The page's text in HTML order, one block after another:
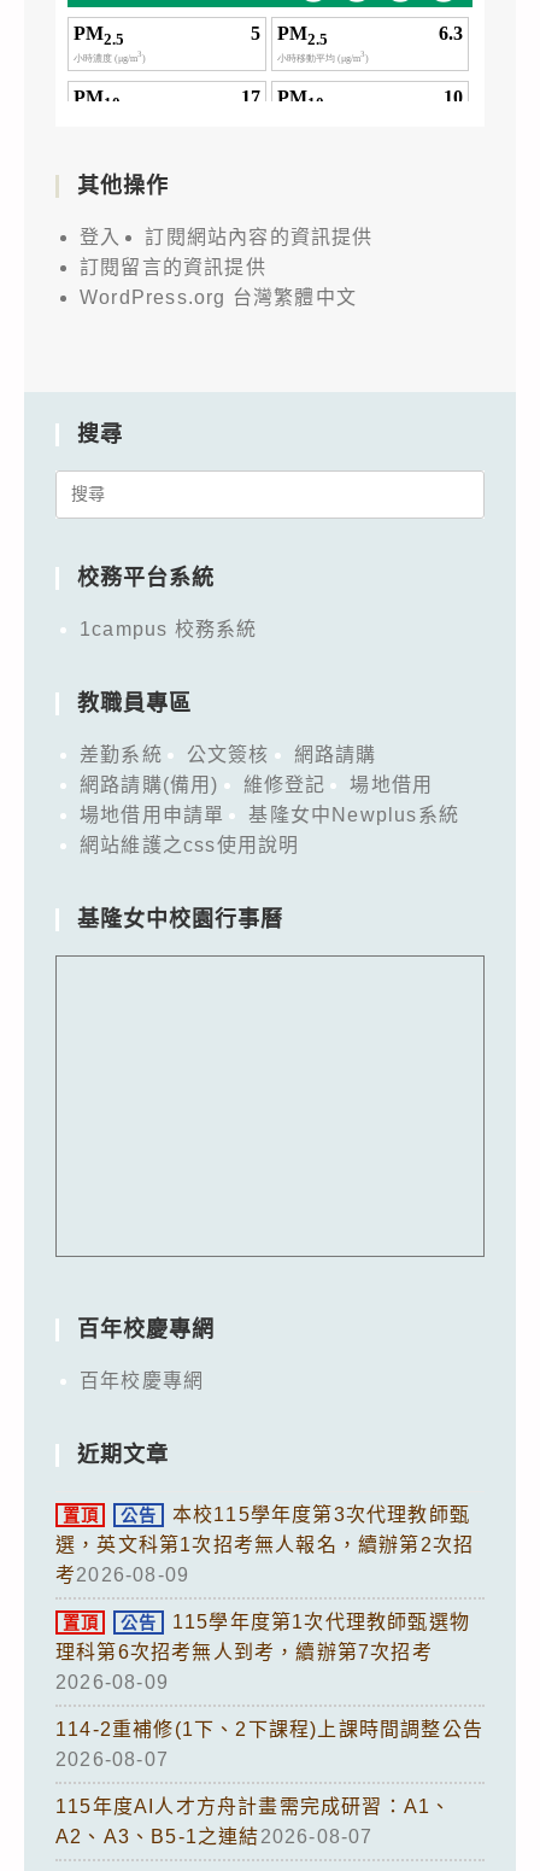
其他操作
登入
訂閱網站內容的資訊提供
訂閱留言的資訊提供
WordPress.org 台灣繁體中文
搜尋
Search
校務平台系統
1campus 校務系統
教職員專區
差勤系統 公文簽核
網路請購
網路請購(備用)
維修登記
場地借用
場地借用申請單
基隆女中Newplus系統
網站維護之css使用說明
基隆女中校園行事曆
百年校慶專網
百年校慶專網
近期文章
置頂 公告
本校115學年度第3次代理教師甄
選，英文科第1次招考無人報名，續辦第2次招
考2026-08-09
置頂 公告
115學年度第1次代理教師甄選物
理科第6次招考無人到考，續辦第7次招考
2026-08-09
114-2重補修(1下、2下課程)上課時間調整公告
2026-08-07
115年度AI人才方舟計畫需完成研習：A1、
A2、A3、B5-1之連結2026-08-07